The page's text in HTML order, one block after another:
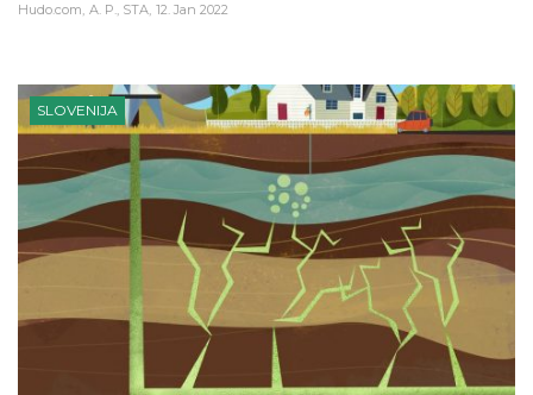
Hudo.com A. P., STA 12. Jan 2022
SLOVENIJA